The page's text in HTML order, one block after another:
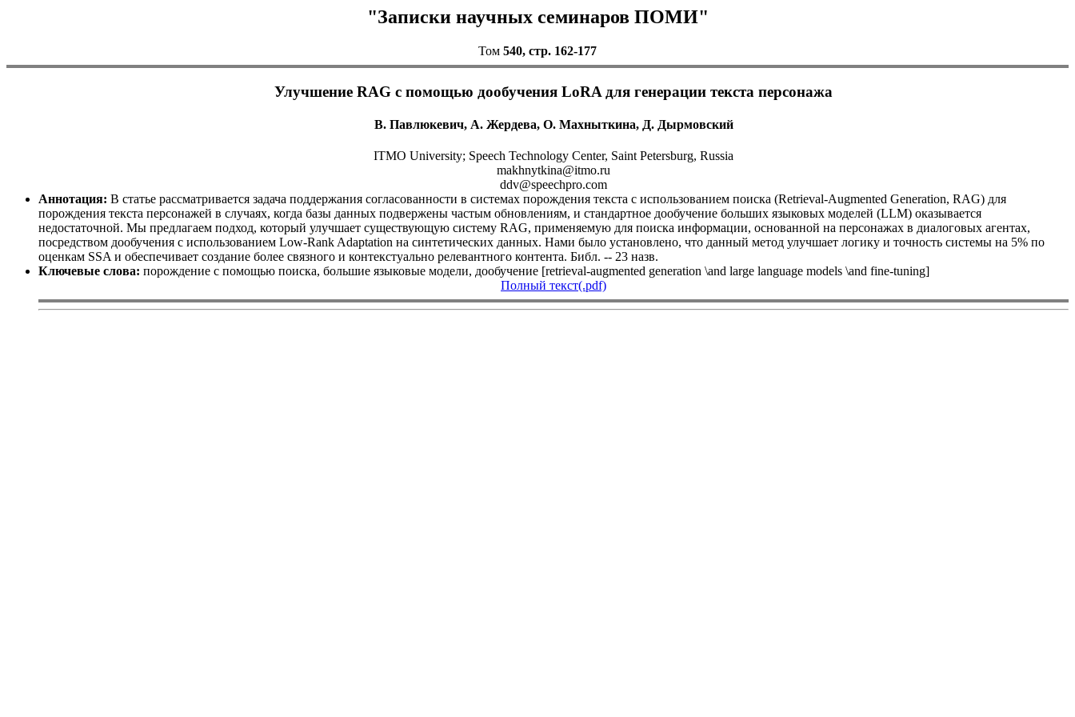
"Записки научных семинаров ПОМИ"
Том 540, стр. 162-177
Улучшение RAG с помощью дообучения LoRA для генерации текста персонажа
В. Павлюкевич, А. Жердева, О. Махныткина, Д. Дырмовский
ITMO University; Speech Technology Center, Saint Petersburg, Russia
makhnytkina@itmo.ru
ddv@speechpro.com
Аннотация: В статье рассматривается задача поддержания согласованности в системах порождения текста с использованием поиска (Retrieval-Augmented Generation, RAG) для
порождения текста персонажей в случаях, когда базы данных подвержены частым обновлениям, и стандартное дообучение больших языковых моделей (LLM) оказывается
недостаточной. Мы предлагаем подход, который улучшает существующую систему RAG, применяемую для поиска информации, основанной на персонажах в диалоговых агентах,
посредством дообучения с использованием Low-Rank Adaptation на синтетических данных. Нами было установлено, что данный метод улучшает логику и точность системы на 5% по
оценкам SSA и обеспечивает создание более связного и контекстуально релевантного контента. Библ. -- 23 назв.
Ключевые слова: порождение с помощью поиска, большие языковые модели, дообучение [retrieval-augmented generation \and large language models \and fine-tuning]
Полный текст(.pdf)